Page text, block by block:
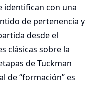
identifican con una
de pertenencia y
desde el
clásicas sobre la
de Tuckman
de “formación” es